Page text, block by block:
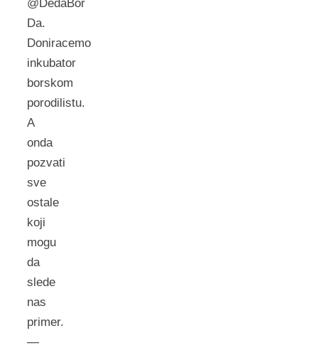
@DedaBor
Da.
Doniracemo
inkubator
borskom
porodilistu.
A
onda
pozvati
sve
ostale
koji
mogu
da
slede
nas
primer.
—